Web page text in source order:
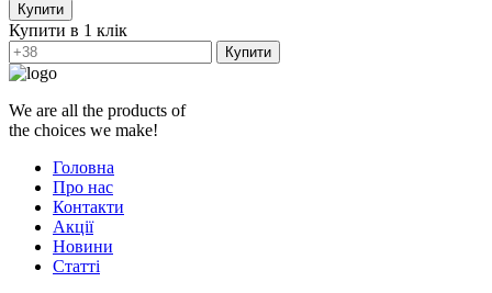
Купити
Купити в 1 клік
Купити
We are all the products of
the choices we make!
Головна
Про нас
Контакти
Акції
Новини
Статті